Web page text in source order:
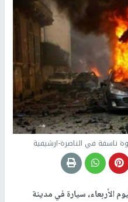
ناسفة في الناصرة-ارشيفية
الأربعاء، سيارة في مدينة